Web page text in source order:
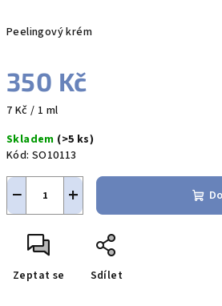
Peelingový krém
350 Kč
Měrná
7 Kč / 1 ml
Skladem (>5 ks)
Kód: SO10113
+
−
Zeptat se Sdílet